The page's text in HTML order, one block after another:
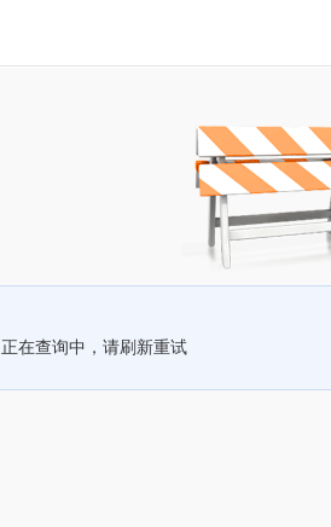
正在查询中，请刷新重试